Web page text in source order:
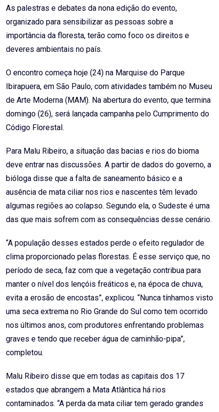
As palestras e debates da nona edição do evento,
organizado para sensibilizar as pessoas sobre a
importância da floresta, terão como foco os direitos e
deveres ambientais no país.
O encontro começa hoje (24) na Marquise do Parque
Ibirapuera, em São Paulo, com atividades também no Museu
de Arte Moderna (MAM). Na abertura do evento, que termina
domingo (26), será lançada campanha pelo Cumprimento do
Código Florestal.
Para Malu Ribeiro, a situação das bacias e rios do bioma
deve entrar nas discussões. A partir de dados do governo, a
bióloga disse que a falta de saneamento básico e a
ausência de mata ciliar nos rios e nascentes têm levado
algumas regiões ao colapso. Segundo ela, o Sudeste é uma
das que mais sofrem com as consequências desse cenário.
“A população desses estados perde o efeito regulador de
clima proporcionado pelas florestas. É esse serviço que, no
período de seca, faz com que a vegetação contribua para
manter o nível dos lençóis freáticos e, na época de chuva,
evita a erosão de encostas”, explicou. “Nunca tínhamos visto
uma seca extrema no Rio Grande do Sul como tem ocorrido
nos últimos anos, com produtores enfrentando problemas
graves e tendo que receber água de caminhão-pipa”,
completou.
Malu Ribeiro disse que em todas as capitais dos 17
estados que abrangem a Mata Atlântica há rios
contaminados. “A perda da mata ciliar tem gerado grandes